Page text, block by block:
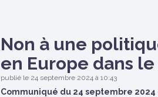
Non à une
en Europe dans le
publié le 24 septembre 2024 à 10:43
Communiqué du 24 septembre 2024